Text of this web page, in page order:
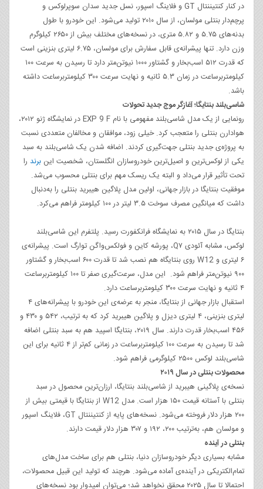
در کنار کنتیننتال GT و فلاینگ اسپور، نسل جدید سدان سوپرلوکس و
پرچم‌دار بنتلی مولسان، از سال ۲۰۱۰ تولید می‌شود. این خودرو با طول
بدنه‌های ۵.۷۵ و ۵.۸۲ متری، در نسخه‌های مختلف بیش از ۲۶۵۰ کیلوگرم
وزن دارد. تنها پیشرانه‌ی قابل سفارش برای مولسان، ۶.۷۵ لیتری بنزینی است
که قدرت ۵۱۲ اسب‌بخار و گشتاور ۱۰۰۰ نیوتن‌متر دارد تا رسیدن به سرعت ۱۰۰
کیلومتربرساعت در زمان ۵.۳ ثانیه و نهایت سرعت ۳۰۰ کیلومتربرساعت داشته
باشد.
شاسی‌بلند بنتایگا؛ آغازگر موج جدید تحولات
رونمایی از یک مدل شاسی‌بلند مفهومی با نام EXP 9 F در نمایشگاه ژنو ۲۰۱۲،
هوادارن بنتلی را متعجب کرد. خیلی زود، موافقان و مخالفان متعددی نسبت
به پروژه‌ی جدید بنتلی جهت‌گیری کردند. اضافه شدن یک شاسی‌بلند به سبد
یکی از لوکس‌ترین و اصیل‌ترین خودروسازان انگلستان، شخصیت این برند را
تحت تأثیر قرار می‌داد و البته یک ریسک مهم برای بنتلی محسوب می‌شد.
موفقیت بنتایگا در بازار جهانی، اولین مدل پلاگین هیبرید بنتلی را به‌دنبال
داشت که میانگین مصرف سوخت ۳.۵ لیتر در ۱۰۰ کیلومتر فراهم می‌کرد.
بنتایگا در سال ۲۰۱۵ به نمایشگاه فرانکفورت رسید. پلتفرم این شاسی‌بلند
لوکس، مشابه آئودی Q۷، پورشه کاین و فولکس‌واگن توارگ است. پیشرانه‌ی
۶ لیتری و W12 روی بنتایگاه هم نصب شد تا قدرت ۶۰۰ اسب‌بخار و گشتاور
۹۰۰ نیوتن‌متر فراهم شود. این مدل، سرعت‌گیری صفر تا ۱۰۰ کیلومتربرساعت
۴ ثانیه و نهایت سرعت ۳۰۰ کیلومتربرساعت دارد.
استقبال بازار جهانی از بنتایگا، منجر به عرضه‌ی این خودرو با پیشرانه‌های ۴
لیتری بنزینی، ۴ لیتری دیزل و پلاگین هیبرید کرد که به ترتیب، ۵۴۲ و ۴۳۰ و
۴۵۶ اسب‌بخار قدرت دارند. سال ۲۰۱۹، بنتایگا اسپید هم به سبد بنتلی اضافه
شد تا رسیدن به سرعت ۱۰۰ کیلومتربرساعت در زمانی کم‌تر از ۴ ثانیه برای این
شاسی‌بلند لوکس ۲۵۰۰ کیلوگرمی فراهم شود.
محصولات بنتلی در سال ۲۰۱۹
نسخه‌ی پلاگینی هیبرید از شاسی‌بلند بنتایگا، ارزان‌ترین محصول در سبد
بنتلی با آستانه قیمت ۱۵۰ هزار است. مدل W12 از بنتایگا با قیمتی بیش از
۲۰۰ هزار دلار فروخته می‌شود. نسخه‌های پایه از کنتیننتال GT، فلاینگ اسپور
و مولسان هم، به‌ترتیب ۲۰۰، ۱۹۲ و ۳۰۷ هزار دلار قیمت دارند.
بنتلی در آینده
مشابه بسیاری دیگر خودروسازان دنیا، بنتلی هم برای ساخت مدل‌های
تمام‌الکتریکی در آینده‌ی آماده می‌شود. هرچند که تولید این قبیل محصولات،
احتمالا تا سال ۲۰۲۵ محقق نخواهد شد؛ می‌توان امیدوار بود نسخه‌های